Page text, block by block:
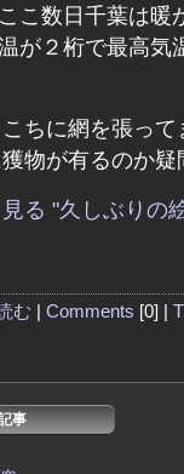
が２桁で最高気
ちに網を張って
物が有るのか疑
る "久しぶりの
む Comments [0] |
事